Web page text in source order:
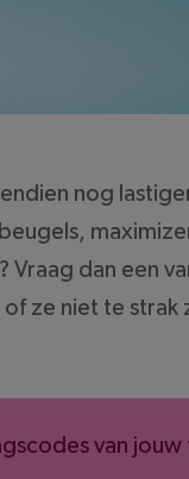
nog
Vraag dan een
ze niet te
van